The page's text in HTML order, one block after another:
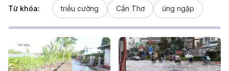
Từ khóa: triều cường Cần Thơ úng ngập